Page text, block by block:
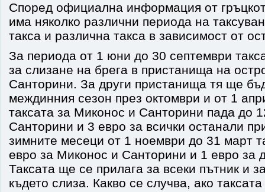
Според официална информация от
има няколко различни периода на
такса и различна такса в зависимост от
За периода от 1 юни до 30 септември
за слизане на брега в пристанища на
Санторини. За други пристанища тя ще
междинния сезон през октомври и от 1
таксата за Миконос и Санторини пада до
Санторини и 3 евро за всички останали
зимните месеци от 1 ноември до 31 март
евро за Миконос и Санторини и 1 евро за
Таксата ще се прилага за всеки пътник и
където слиза. Какво се случва, ако